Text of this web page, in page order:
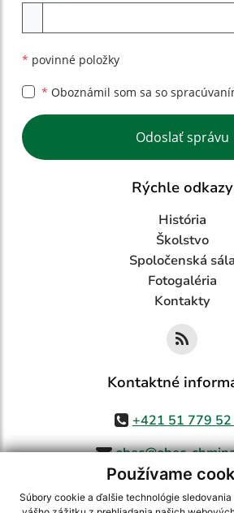
Používame
Súbory cookie a ďalšie technológie
* povinné položky
* Oboznámil som sa so
Google reCaptcha Response
Odoslať správu
Rýchle odkazy
História
Školstvo
Spoločenská sála
Fotogaléria
Kontakty
Kontaktné
+421 51 779 52
obec@obec-